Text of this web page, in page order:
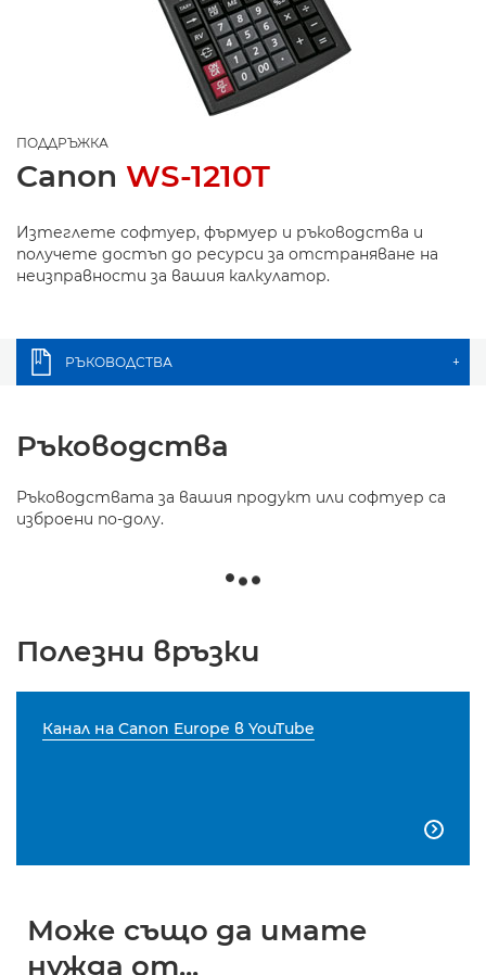
ПОДДРЪЖКА
Canon WS-1210T
Изтеглете софтуер, фърмуер и ръководства и
получете достъп до ресурси за отстраняване на
неизправности за вашия калкулатор.
РЪКОВОДСТВА +
Ръководства
Ръководствата за вашия продукт или софтуер са
изброени по-долу.
Полезни връзки
Канал на Canon Europe в YouTube

Може също да имате
нужда от...